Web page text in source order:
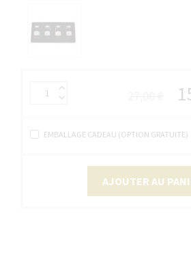
EMBALLAGE CADEAU (OPTION GRATUITE)
AJOUTER AU